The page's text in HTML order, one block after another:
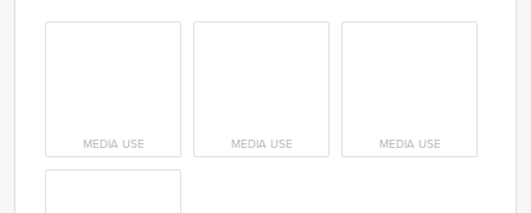
MEDIA USE MEDIA USE MEDIA USE